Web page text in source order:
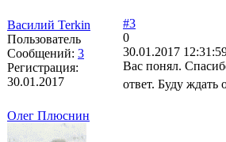
Василий Terkin
Пользователь
Сообщений: 3
Регистрация:
30.01.2017
#3
0
30.01.2017
Вас понял.
ответ. Буду ждать
Олег Плюснин